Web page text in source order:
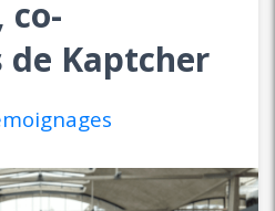
co-
Kaptcher